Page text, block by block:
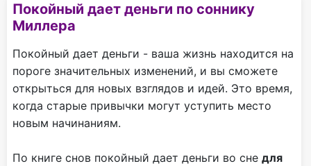
Покойный дает деньги по соннику
Миллера
Покойный дает деньги - ваша жизнь находится на
пороге значительных изменений, и вы сможете
открыться для новых взглядов и идей. Это время,
когда старые привычки могут уступить место
новым начинаниям.
По книге снов покойный дает деньги во сне для